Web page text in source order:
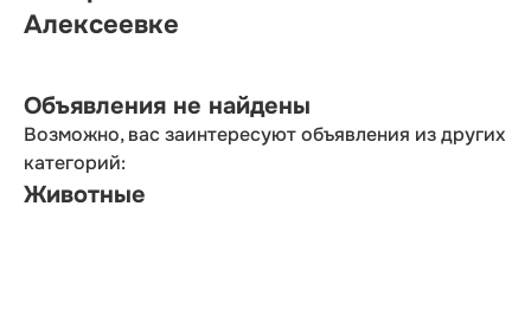
Алексеевке
Объявления не найдены
Возможно, вас заинтересуют объявления из других
категорий:
Животные